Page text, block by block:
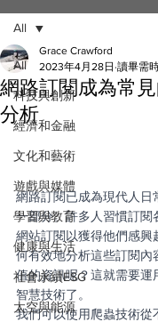
All
科技與創新
經濟和金融
文化和藝術
遊戲與媒體
學習與教育
健康與生活
社會永續ESG
太空與能源
All
網路訂閱成為常
分析
Grace Crawford
2023年4月28日 讀畢需
網路訂閱已成為現代人日
一部分。許多人習慣訂閱
網站訂閱以獲得他們感興
何有效地分析這些訂閱內
值的資訊呢？這就需要運
智慧技術了。
我們可以使用爬蟲技術從